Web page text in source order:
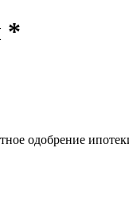
*
одобрение